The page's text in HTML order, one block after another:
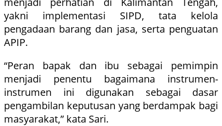
yakni implementasi SIPD, tata kelola
pengadaan barang dan jasa, serta penguatan
APIP.
“Peran bapak dan ibu sebagai pemimpin
menjadi penentu bagaimana instrumen-
instrumen ini digunakan sebagai dasar
pengambilan keputusan yang berdampak bagi
masyarakat,” kata Sari.